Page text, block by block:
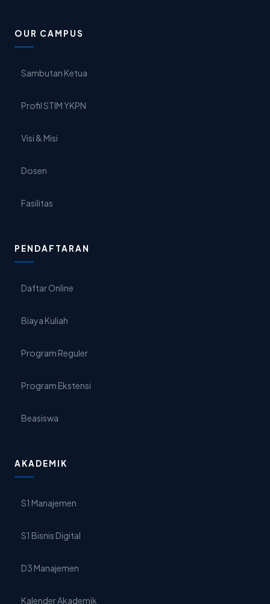
OUR CAMPUS
Sambutan Ketua
Profil STIM YKPN
Visi & Misi
Dosen
Fasilitas
PENDAFTARAN
Daftar Online
Biaya Kuliah
Program Reguler
Program Ekstensi
Beasiswa
AKADEMIK
S1 Manajemen
S1 Bisnis Digital
D3 Manajemen
Kalender Akademik